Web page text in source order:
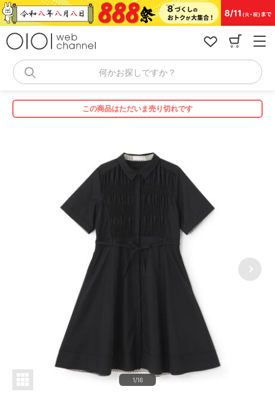
コ
ン
何かお探しですか？
この商品はただいま売り切れです
1/16